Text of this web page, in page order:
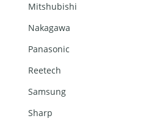
Mitshubishi
Nakagawa
Panasonic
Reetech
Samsung
Sharp